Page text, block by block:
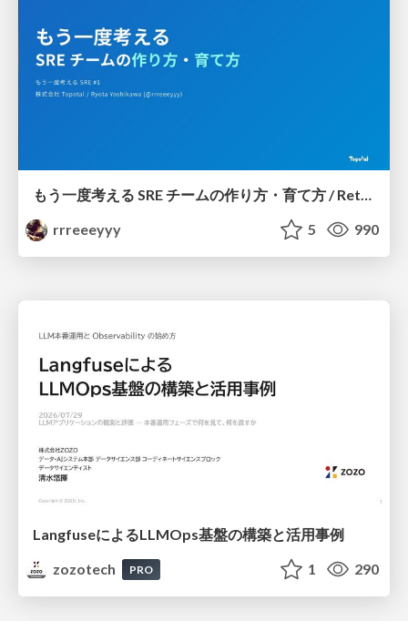
もう一度考える SRE チームの作り方・育て方 / Rethinking SRE #1: Building and Growing SRE Teams
rrreeeyyy
5 990
LangfuseによるLLMOps基盤の構築と活用事例
zozotech
PRO 1 290